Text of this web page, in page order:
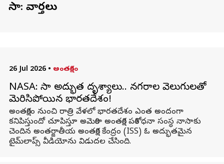
నాసా: వార్తలు
26 Jul 2026 • అంతరిక్షం
NASA: నాసా అద్భుత దృశ్యాలు.. నగరాల వెలుగులతో
మెరిసిపోయిన భారతదేశం!
అంతరిక్షం నుంచి రాత్రి వేళలో భారతదేశం ఎంత అందంగా
కనిపిస్తుందో చూపిస్తూ అమెరికా అంతరిక్ష పరిశోధనా సంస్థ నాసాకు
చెందిన అంతర్జాతీయ అంతరిక్ష కేంద్రం (ISS) ఓ అద్భుతమైన
టైమ్‌లాప్స్‌ వీడియోను విడుదల చేసింది.